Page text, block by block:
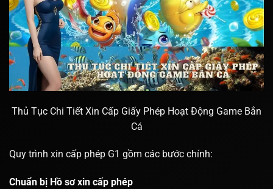
Thủ Tục Chi Tiết Xin Cấp Giấy Phép Hoạt Động Game Bắn
Cá
Quy trình xin cấp phép G1 gồm các bước chính:
Chuẩn bị Hồ sơ xin cấp phép